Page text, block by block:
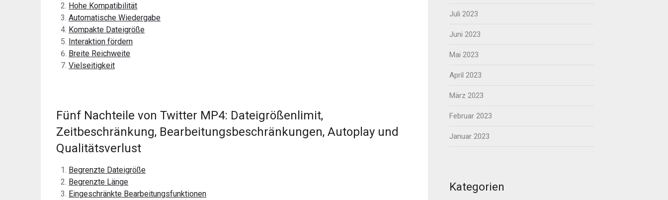
Hohe Kompatibilität
Automatische Wiedergabe
Kompakte Dateigröße
Interaktion fördern
Breite Reichweite
Vielseitigkeit
Fünf Nachteile von Twitter MP4: Dateigrößenlimit,
Zeitbeschränkung, Bearbeitungsbeschränkungen, Autoplay und
Qualitätsverlust
Begrenzte Dateigröße
Begrenzte Länge
Eingeschränkte Bearbeitungsfunktionen
Juli 2023
Juni 2023
Mai 2023
April 2023
März 2023
Februar 2023
Januar 2023
Kategorien